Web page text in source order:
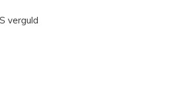
verguld